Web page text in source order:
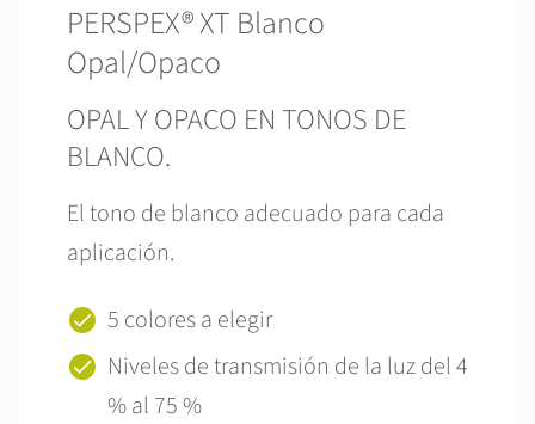
PERSPEX® XT Blanco
Opal/Opaco
OPAL Y OPACO EN TONOS DE
BLANCO.
El tono de blanco adecuado para cada
aplicación.
5 colores a elegir
Niveles de transmisión de la luz del 4
% al 75 %